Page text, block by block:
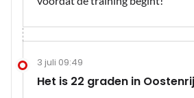
3 juli 09:49
Het is 22 graden in